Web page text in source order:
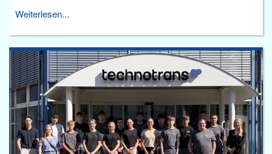
Weiterlesen...